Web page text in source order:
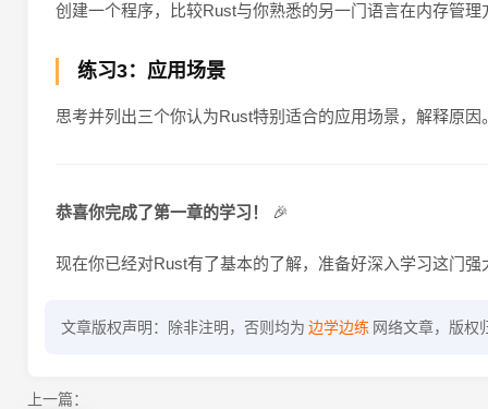
创建一个程序，比较Rust与你熟悉的另一门语言在内存管理
练习3：应用场景
思考并列出三个你认为Rust特别适合的应用场景，解释原因
恭喜你完成了第一章的学习！ 🎉
现在你已经对Rust有了基本的了解，准备好深入学习这门
文章版权声明：除非注明，否则均为 边学边练 网络文章，版权
上一篇：